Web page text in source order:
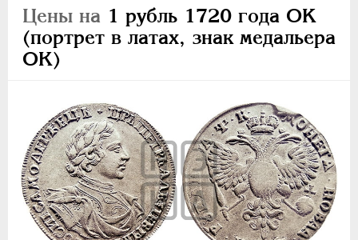
Цены на 1 рубль 1720 года OK
(портрет в латах, знак медальера
ОК)
Серебро
1 рубль
Полтина
Гривенник
Гривна
10 денег
5 копеек
Алтын(ник)
1 копейка